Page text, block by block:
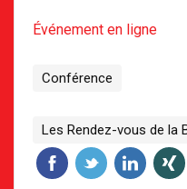
Événement en ligne
Conférence
Les Rendez-vous de la